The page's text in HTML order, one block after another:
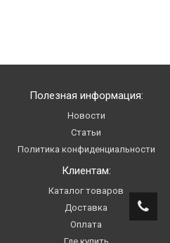
Клиентам:
Каталог товаров
Доставка
Оплата
Полезная информация:
Новости
Статьи
Политика конфиденциальности